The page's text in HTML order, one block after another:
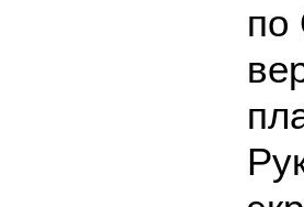
по